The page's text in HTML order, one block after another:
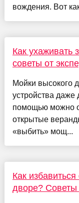
вождения. Вот
Как ухаживать
советы от
Мойки высокого
устройства даже
помощью можно
открытые
«выбить» мощ...
Как
дворе? Советы